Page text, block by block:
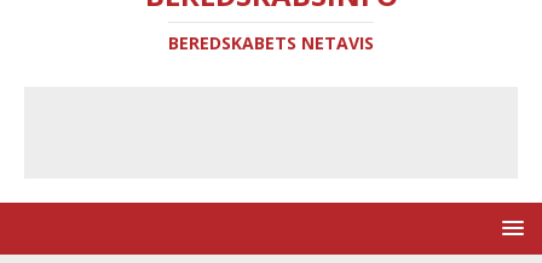
BEREDSKABETS NETAVIS